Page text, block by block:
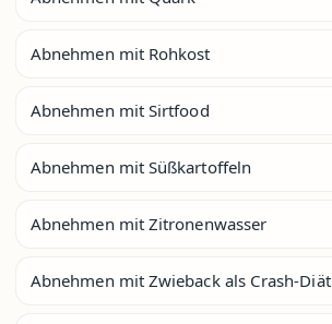
Abnehmen mit Rohkost
Abnehmen mit Sirtfood
Abnehmen mit Süßkartoffeln
Abnehmen mit Zitronenwasser
Abnehmen mit Zwieback als Crash-Diät